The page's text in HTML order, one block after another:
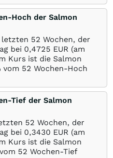
Hoch der Salmon
52 Wochen, der
bei 0,4725 EUR (am
Kurs ist die Salmon
vom 52 Wochen-Hoch
Tief der Salmon
52 Wochen, der
bei 0,3430 EUR (am
Kurs ist die Salmon
vom 52 Wochen-Tief